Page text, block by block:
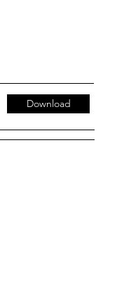
Download